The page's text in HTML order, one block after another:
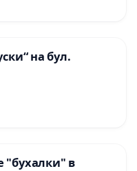
на бул.
"бухалки" в